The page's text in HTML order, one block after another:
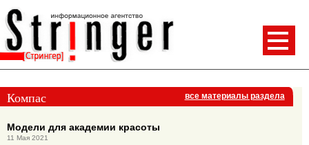
Компас все материалы раздела
Модели для академии красоты
11 Мая 2021